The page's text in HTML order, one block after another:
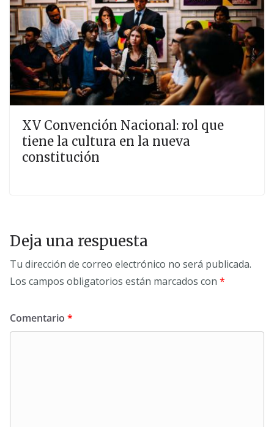
XV Convención Nacional: rol que
tiene la cultura en la nueva
constitución
Deja una respuesta
Tu dirección de correo electrónico no será publicada.
Los campos obligatorios están marcados con *
Comentario *